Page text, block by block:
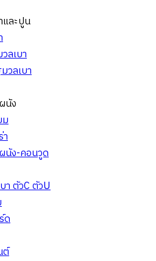
และปูน
ลเบา
วลเบา
นัง
ม
นัง-คอนวูด
า ตัวC ตัวU
ด
ต์